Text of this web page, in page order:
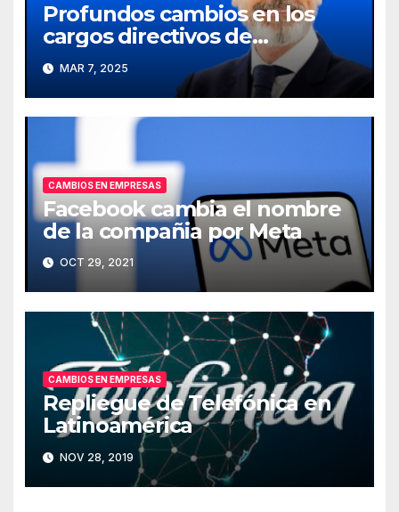
Profundos cambios en los
cargos directivos de
Telefónica
MAR 7, 2025
CAMBIOS EN EMPRESAS
Facebook cambia el nombre
de la compañia por Meta
OCT 29, 2021
CAMBIOS EN EMPRESAS
Repliegue de Telefónica en
Latinoamérica
NOV 28, 2019